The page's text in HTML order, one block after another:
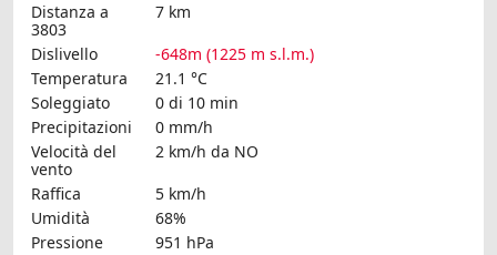
Distanza a
3803
7 km
Dislivello
-648m (1225 m s.l.m.)
Temperatura
21.1 °C
Soleggiato
0 di 10 min
Precipitazioni
0 mm/h
Velocità del
vento
2 km/h da NO
Raffica
5 km/h
Umidità
68%
Pressione
951 hPa